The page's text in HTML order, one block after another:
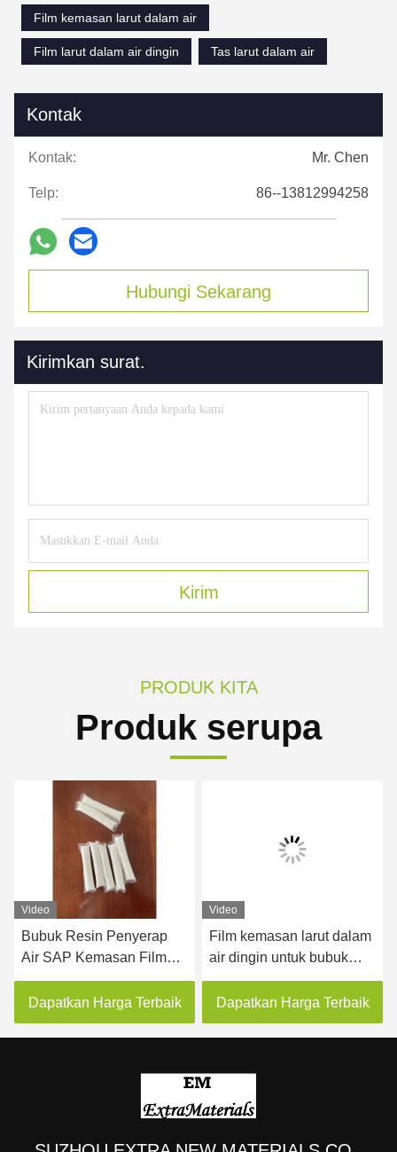
Film kemasan larut dalam air
Film larut dalam air dingin Tas larut dalam air
Kontak
Kontak: Mr. Chen
Telp: 86--13812994258
Hubungi Sekarang
Kirimkan surat.
Kirim
PRODUK KITA
Produk serupa
Video
Bubuk Resin Penyerap
Air SAP Kemasan Film
Larut dalam Air 35mic
Dapatkan Harga Terbaik
Video
Film kemasan larut dalam
air dingin untuk bubuk
kemasan mesin vertikal
Dapatkan Harga Terbaik